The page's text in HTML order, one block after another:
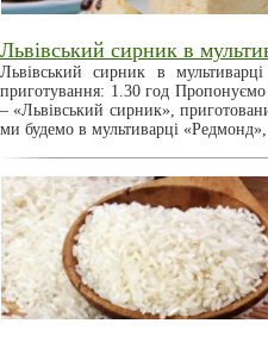
Львівський сирник в
Львівський сирник в
приготування: 1.30 год
– «Львівський сирник»,
ми будемо в мультиварці